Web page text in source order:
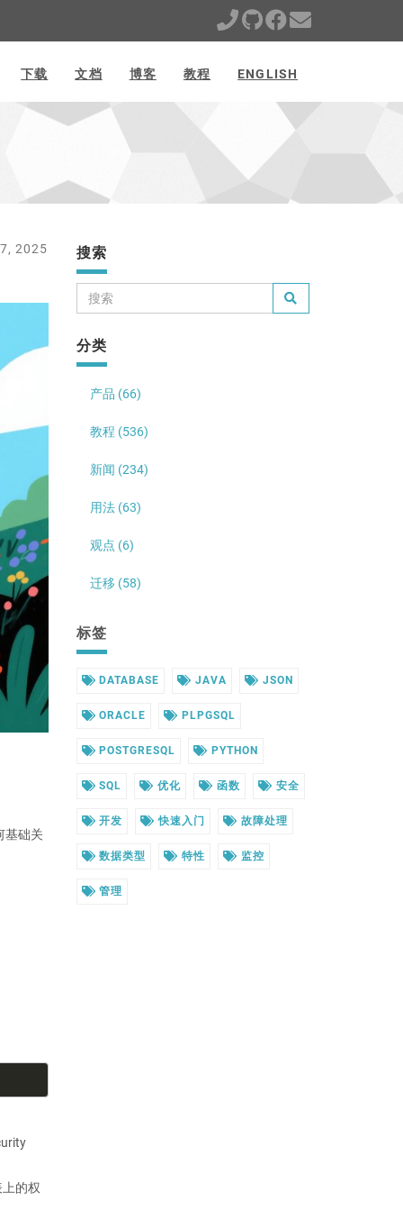
下载 文档 博客 教程 ENGLISH
2025
基础关
的权
搜索
分类
产品 (66)
教程 (536)
新闻 (234)
用法 (63)
观点 (6)
迁移 (58)
标签
DATABASE JAVA JSON
ORACLE PLPGSQL
POSTGRESQL PYTHON
SQL 优化 函数 安全
开发 快速入门 故障处理
数据类型 特性 监控
管理